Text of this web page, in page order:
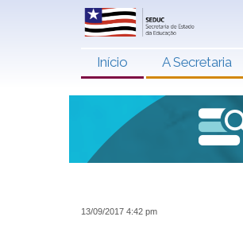
Início A Secretaria
13/09/2017 4:42 pm